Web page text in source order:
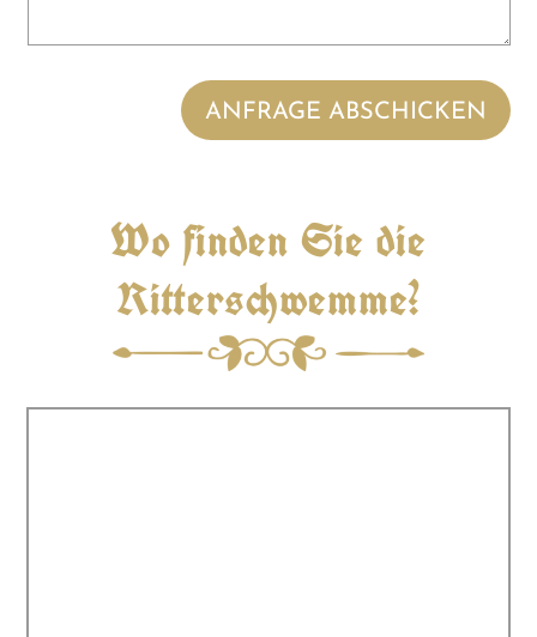
ANFRAGE ABSCHICKEN
Wo finden Sie die
Ritterschwemme?